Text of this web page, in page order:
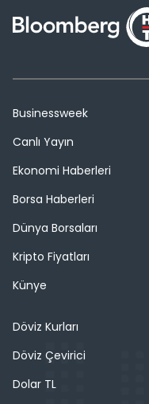
Businessweek
Canlı Yayın
Ekonomi Haberleri
Borsa Haberleri
Dünya Borsaları
Kripto Fiyatları
Künye
Döviz Kurları
Döviz Çevirici
Dolar TL